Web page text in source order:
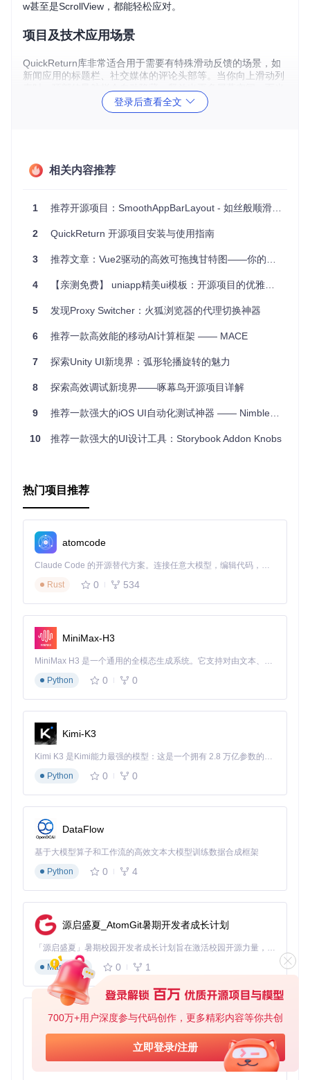
700万+用户深度参与代码创作，更多精彩内容等你共创
立即登录/注册
w甚至是ScrollView，都能轻松应对。
项目及技术应用场景
QuickReturn库非常适合用于需要有特殊滑动反馈的场景，如
新闻应用的标题栏、社交媒体的评论头部等。当你向上滑动列
向下滑动时，它又会缓缓出现，这种无缝切换的体验对提升用
户的沉浸感非常有帮助。
高性能- 写法从零开始，特别关注性能优化。
无需继承 - 只需传入自定义的适配器，无需扩展QuickRet
动画过渡 - 可开启或关闭动画过渡效果，增加视觉吸引
力。
果。
)以及ScrollView。
内容。
结语
如果你正在寻找一个能提升列表滑动体验的解决方案，那么Q
uickReturn绝对值得你试试。它的简单易用性和强大的功能，
将会让您的应用界面焕然一新。赶快加入到这个项目中去，提
升你的应用品质吧！
登录后查看全文
相关内容推荐
1 推荐开源项目：SmoothAppBarLayout - 如丝般顺滑的AppBar解决方案
2 QuickReturn 开源项目安装与使用指南
3 推荐文章：Vue2驱动的高效可拖拽甘特图——你的项目管理神器
4 【亲测免费】 uniapp精美ui模板：开源项目的优雅选择
5 发现Proxy Switcher：火狐浏览器的代理切换神器
6 推荐一款高效能的移动AI计算框架 —— MACE
7 探索Unity UI新境界：弧形轮播旋转的魅力
8 探索高效调试新境界——啄幕鸟开源项目详解
9 推荐一款强大的iOS UI自动化测试神器 —— Nimble-Snapshots
10 推荐一款强大的UI设计工具：Storybook Addon Knobs
热门项目推荐
atomcode
Claude Code 的开源替代方案。连接任意大模型，编辑代码，运行命令，自动验证 — 全自动执行。用 Rust 构建，极致性能。 ｜ An open-source alternative to Claude Code. Connect any LLM, edit code, run commands, and verify changes — autonomously. Built in Rust for speed. Get Started
Rust
0 534
MiniMax-H3
MiniMax H3 是一个通用的全模态生成系统。它支持对由文本、图像、视频和音频组成的多模态上下文进行统一理解，并能生成分辨率高达 2K、时长可达 15 秒的带原生立体声音频的视频。得益于面向任务泛化的系统设计，H3 在预训练阶段就已具备广泛的多模态上下文理解与生成能力，能够出色地执行复杂的多模态指令。
Python
0 0
Kimi-K3
Kimi K3 是Kimi能力最强的模型：这是一个拥有 2.8 万亿参数的混合专家（MoE）模型，具备原生视觉理解能力，并支持 100 万 token 的上下文窗口。
Python
0 0
DataFlow
基于大模型算子和工作流的高效文本大模型训练数据合成框架
Python
0 4
源启盛夏_AtomGit暑期开发者成长计划
「源启盛夏」暑期校园开发者成长计划旨在激活校园开源力量，通过积分激励、认证扶持、资源倾斜等形式，引导高校组织和开发者完成「入驻 — 建项目 — 做贡献 — 获认证 — 得资源」的完整闭环。无论你是想带领社团入驻平台的组织者，还是希望用代码贡献证明自己的开发者，都能在这里找到属于你的成长路径。
Markdown
0 1
py-xiaozhi
基于Python的Xiaozhi AI，适用于想要完整Xiaozhi体验而无需拥有专用硬件的用户。
Python
0 1